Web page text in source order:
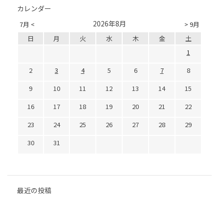
カレンダー
7月 < > 9月
2026年8月
日 月 火 水 木 金
土
1
2
3 4 5 6 7
8
9
10 11 12 13 14
15
16
17 18 19 20 21
22
23
24 25 26 27 28
29
30
31
最近の投稿